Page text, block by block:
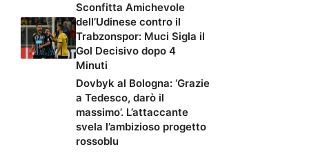
Sconfitta Amichevole
dell’Udinese contro il
Trabzonspor: Muci Sigla il
Gol Decisivo dopo 4
Minuti
Dovbyk al Bologna: ‘Grazie
a Tedesco, darò il
massimo’. L’attaccante
svela l’ambizioso progetto
rossoblu